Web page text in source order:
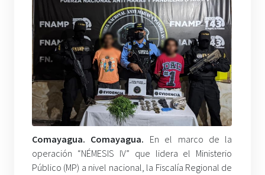
Comayagua. Comayagua. En el marco de la
operación “NÉMESIS IV” que lidera el Ministerio
Público (MP) a nivel nacional, la Fiscalía Regional de